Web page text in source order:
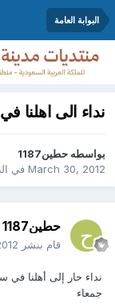
البوابة العامة
نداء الى اهلنا
بواسطه حطين1187
March 30, 2012في
حطين1187
قام بنشر
نداء حار إلى أهلنا في
جمعاء